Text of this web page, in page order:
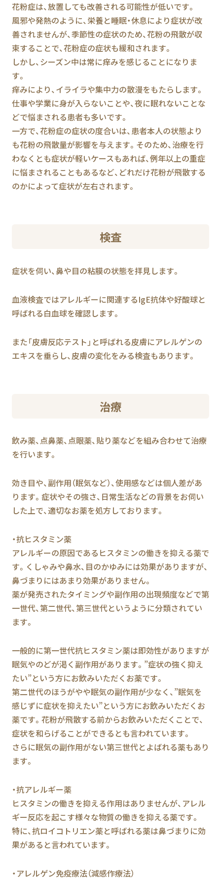
花粉症は、放置しても改善される可能性が低いです。
風邪や発熱のように、栄養と睡眠・休息により症状が改
善されませんが、季節性の症状のため、花粉の飛散が収
束することで、花粉症の症状も緩和されます。
しかし、シーズン中は常に痒みを感じることになりま
す。
痒みにより、イライラや集中力の散漫をもたらします。
仕事や学業に身が入らないことや、夜に眠れないことな
どで悩まされる患者も多いです。
一方で、花粉症の症状の度合いは、患者本人の状態より
も花粉の飛散量が影響を与えます。そのため、治療を行
わなくとも症状が軽いケースもあれば、例年以上の重症
に悩まされることもあるなど、どれだけ花粉が飛散する
のかによって症状が左右されます。
検査
症状を伺い、鼻や目の粘膜の状態を拝見します。
血液検査ではアレルギーに関連するIgE抗体や好酸球と
呼ばれる白血球を確認します。
また「皮膚反応テスト」と呼ばれる皮膚にアレルゲンの
エキスを垂らし、皮膚の変化をみる検査もあります。
治療
飲み薬、点鼻薬、点眼薬、貼り薬などを組み合わせて治療
を行います。
効き目や、副作用（眠気など）、使用感などは個人差があ
ります。症状やその強さ、日常生活などの背景をお伺い
した上で、適切なお薬を処方しております。
・抗ヒスタミン薬
アレルギーの原因であるヒスタミンの働きを抑える薬で
す。くしゃみや鼻水、目のかゆみには効果がありますが、
鼻づまりにはあまり効果がありません。
薬が発売されたタイミングや副作用の出現頻度などで第
一世代、第二世代、第三世代というように分類されてい
ます。
一般的に第一世代抗ヒスタミン薬は即効性がありますが
眠気やのどが渇く副作用があります。”症状の強く抑え
たい”という方にお飲みいただくお薬です。
第二世代のほうがやや眠気の副作用が少なく、”眠気を
感じずに症状を抑えたい”という方にお飲みいただくお
薬です。花粉が飛散する前からお飲みいただくことで、
症状を和らげることができるとも言われています。
さらに眠気の副作用がない第三世代とよばれる薬もあり
ます。
・抗アレルギー薬
ヒスタミンの働きを抑える作用はありませんが、アレル
ギー反応を起こす様々な物質の働きを抑える薬です。
特に、抗ロイコトリエン薬と呼ばれる薬は鼻づまりに効
果があると言われています。
・アレルゲン免疫療法（減感作療法）